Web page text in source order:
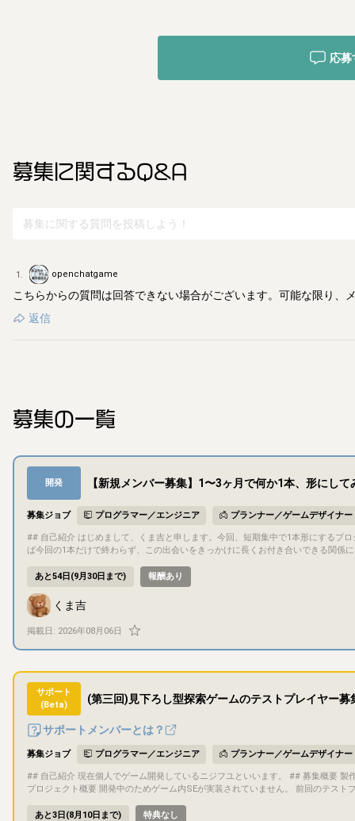
応募
募集に関するQ&A
1 openchatgame
こちらからの質問は回答できない場合がございます。可能な限り、
返信
募集の一覧
開発 【新規メンバー募集】1〜3ヶ月で何か1本、形にして
募集ジョブ プログラマー／エンジニア プランナー／ゲームデザイナー
## 自己紹介 はじめまして、くま吉と申します。今回、短期集中で1本形にするプロジェクトを立ち上げようと思い、一緒に作ってくれる方を探しています。できれ
ば今回の1本だけで終わらず、この出会いをきっかけに長くお付き合いできる関係に
プロジェクト期間中（1〜3ヶ月程度）継続してお付き合いいただける方を想定し
緒に考えられる方にはおすすめです - 今回の条件にぴったり合わなくても、気にな
プロジェクト概要 - タイトル：未定 - ジャンル：未定（応募者の得意分野に合わ
画白紙の段階（応募後、早い段階で一緒に固めていきます） - 「ゲーム」として
ど）でも構いません ## 目的・目標 遊びごたえがあり、ちゃんと売れるところまで仕上げることを目標にしています。完成後の販売先は制作物に応じて話し合って
決める予定です（ゲームならSteam、ゲーム以外なら他の販売サイトなど）。完
バー間の共同著作物として扱う予定です（持分や具体的な取り扱いは、参加が決
れ以外の得意分野をお持ちの方はもちろん、被っていても構いません。 - シナリオライター - プランナー/デバッガー - AIを使った画像生成（画像編集はできます） -
AIを使ったプログラミング、作曲、合成音声など ## コミュニケーション方法 基本的にDiscordでコミュニケーションを行います ドキュメントや進捗管理にはNoti
onを利用します 少しでも気になったら、お気軽にメッセージください。今回の条件にぴったり合わなくても大丈夫です。話してみたら意外と何か一緒にできるかも
しれないので、雑談ベースでも遠慮なくどうぞ。 最後まで読んでくれてありがと
あと54日(9月30日まで) 報酬あり
くま吉
掲載日: 2026年08月06日
サポート
(Beta)
(第三回)見下ろし型探索ゲームのテストプレイヤー募
サポートメンバーとは？
募集ジョブ プログラマー／エンジニア プランナー／ゲームデザイナー
## 自己紹介 現在個人でゲーム開発しているニジフユといいます。 ## 募集概要 製作中のゲームをゲームクリアまでプレイしてくださる方を募集しています。 ##
プロジェクト概要 開発中のためゲーム内SEが実装されていません。 前回のテストプレイからの変更点は以下の通りです。 ・BGMを追加しました。 ・ゲームのク
ごとのマップを固定化しました。 ・クリア評価を追加しました ・プレイヤーの初期体力と所持アイテムの所持数を変更しました。 ・近接攻撃の攻撃範囲を広くし
あと3日(8月10日まで) 特典なし